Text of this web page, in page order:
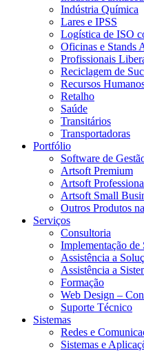
Indústria Química
Lares e IPSS
Logística de ISO
Oficinas e Stands
Profissionais
Reciclagem de
Recursos
Retalho
Saúde
Transitários
Transportadoras
Portfólio
Software de
Artsoft Premium
Artsoft
Artsoft Small
Outros Produtos
Serviços
Consultoria
Implementação de
Assistência a
Assistência a
Formação
Web Design –
Suporte Técnico
Sistemas
Redes e
Sistemas e